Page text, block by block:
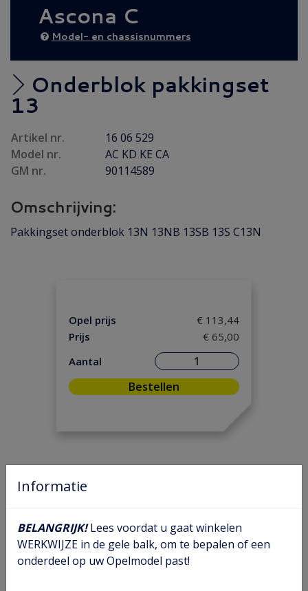
Diesel AANBIEDING(38)
EXTRA AFHAALKORTING
Brandstof / Uitlaat
(146)
Bumper / Spoiler / Spiegel(84)
Carrosserie plaatwerk(37)
Elektrisch / Verlichting(79)
Folders/ Boeken/ Modellen
Gebruikt(7)
Motorpakking/ Keerring
Onderhoud
Ontsteking(36)
Versnelling/ Aandrijving(111)
Ascona C
Model- en chassisnummers
Onderblok pakkingset
13
Artikel nr.
16 06 529
Model nr.
AC KD KE CA
GM nr.
90114589
Omschrijving:
Pakkingset onderblok 13N 13NB 13SB 13S C13N
Opel prijs
€ 113,44
Prijs
€ 65,00
Aantal
Bestellen
Informatie
BELANGRIJK!Lees voordat u gaat winkelen
WERKWIJZE in de gele balk, om te bepalen of een
onderdeel op uw Opelmodel past!